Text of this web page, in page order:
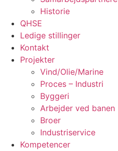
Historie
QHSE
Ledige stillinger
Kontakt
Projekter
Vind/Olie/Marine
Proces – Industri
Byggeri
Arbejder ved banen
Broer
Industriservice
Kompetencer